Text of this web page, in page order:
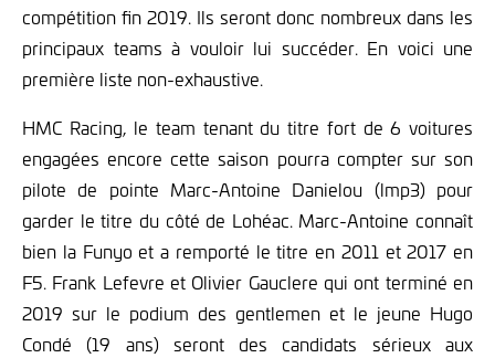
compétition fin 2019. Ils seront donc nombreux dans les
principaux teams à vouloir lui succéder. En voici une
première liste non-exhaustive.
HMC Racing, le team tenant du titre fort de 6 voitures
engagées encore cette saison pourra compter sur son
pilote de pointe Marc-Antoine Danielou (lmp3) pour
garder le titre du côté de Lohéac. Marc-Antoine connaît
bien la Funyo et a remporté le titre en 2011 et 2017 en
F5. Frank Lefevre et Olivier Gauclere qui ont terminé en
2019 sur le podium des gentlemen et le jeune Hugo
Condé (19 ans) seront des candidats sérieux aux